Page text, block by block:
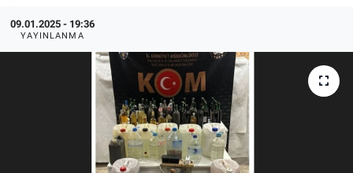
09.01.2025 - 19:36
YAYINLANMA
SPOR